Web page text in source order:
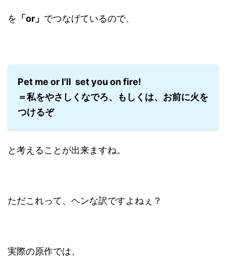
を 「or」 でつなげているので、
Pet me or I'll set you on fire!
＝私をやさしくなでろ、もしくは、お前に火を
つけるぞ
と考えることが出来ますね。
ただこれって、ヘンな訳ですよねぇ？
実際の原作では、